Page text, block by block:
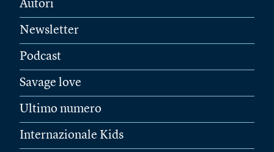
Autori
Newsletter
Podcast
Savage love
Ultimo numero
Internazionale Kids